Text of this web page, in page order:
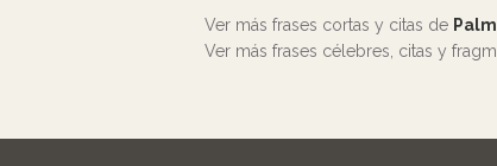
Ver más frases cortas y citas de
Ver más frases célebres, citas y